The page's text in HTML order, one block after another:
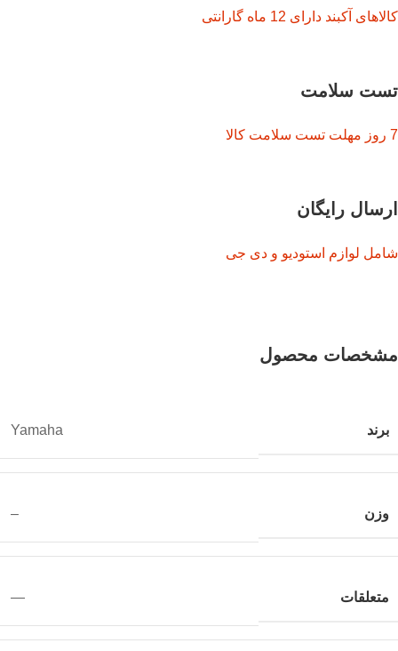
کالاهای آکبند دارای 12 ماه گارانتی
تست سلامت
7 روز مهلت تست سلامت کالا
ارسال رایگان
شامل لوازم استودیو و دی جی
مشخصات محصول
برند Yamaha
وزن –
متعلقات —